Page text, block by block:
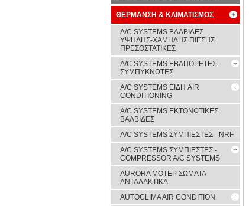
ΘΕΡΜΑΝΣΗ & ΚΛΙΜΑΤΙΣΜΟΣ
A/C SYSTEMS ΒΑΛΒΙΔΕΣ
ΥΨΗΛΗΣ-ΧΑΜΗΛΗΣ ΠΙΕΣΗΣ
ΠΡΕΣΟΣΤΑΤΙΚΕΣ
A/C SYSTEMS ΕΒΑΠΟΡΕΤΕΣ-
ΣΥΜΠYΚΝΩΤΕΣ
A/C SYSTEMS ΕΙΔΗ AIR
CONDITIONING
A/C SYSTEMS ΕΚΤΟΝΩΤΙΚΕΣ
ΒΑΛΒΙΔΕΣ
A/C SYSTEMS ΣΥΜΠΙΕΣΤΕΣ - NRF
A/C SYSTEMS ΣΥΜΠΙΕΣΤΕΣ -
COMPRESSOR A/C SYSTEMS
AURORA ΜΟΤΕΡ ΣΩΜΑΤΑ
ΑΝΤΑΛΑΚΤΙΚΑ
AUTOCLIMA AIR CONDITION